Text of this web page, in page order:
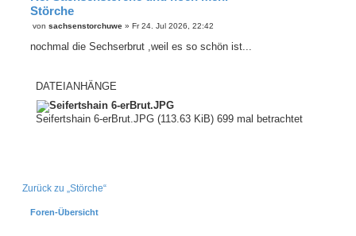
Störche
B
i
von sachsenstorchuwe » Fr 24. Jul 2026, 22:42
nochmal die Sechserbrut ,weil es so schön ist...
DATEIANHÄNGE
Seifertshain 6-erBrut.JPG (113.63 KiB) 699 mal betrachtet
Zurück zu „Störche“
Foren-Übersicht